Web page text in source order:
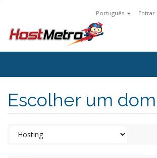
Português Entrar
Escolher um